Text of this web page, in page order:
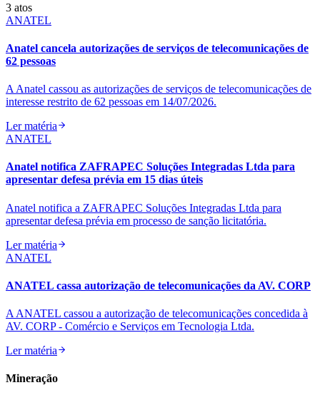
3 atos
ANATEL
Anatel cancela autorizações de serviços de telecomunicações de
62 pessoas
A Anatel cassou as autorizações de serviços de telecomunicações de
interesse restrito de 62 pessoas em 14/07/2026.
Ler matéria
ANATEL
Anatel notifica ZAFRAPEC Soluções Integradas Ltda para
apresentar defesa prévia em 15 dias úteis
Anatel notifica a ZAFRAPEC Soluções Integradas Ltda para
apresentar defesa prévia em processo de sanção licitatória.
Ler matéria
ANATEL
ANATEL cassa autorização de telecomunicações da AV. CORP
A ANATEL cassou a autorização de telecomunicações concedida à
AV. CORP - Comércio e Serviços em Tecnologia Ltda.
Ler matéria
Mineração